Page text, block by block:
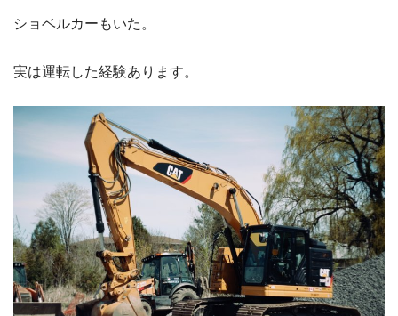
ショベルカーもいた。
実は運転した経験あります。